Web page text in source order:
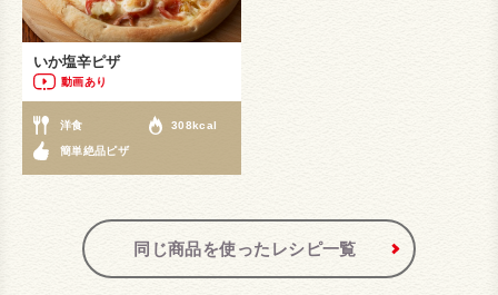
いか塩辛ピザ
動画あり
洋食 308kcal
簡単絶品ピザ
同じ商品を使ったレシピ一覧